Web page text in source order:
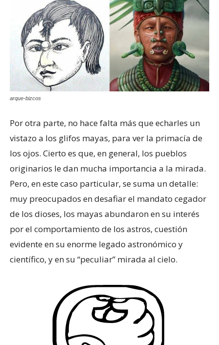
arque-bizcos
Por otra parte, no hace falta más que echarles un
vistazo a los glifos mayas, para ver la primacía de
los ojos. Cierto es que, en general, los pueblos
originarios le dan mucha importancia a la mirada.
Pero, en este caso particular, se suma un detalle:
muy preocupados en desafiar el mandato cegador
de los dioses, los mayas abundaron en su interés
por el comportamiento de los astros, cuestión
evidente en su enorme legado astronómico y
científico, y en su “peculiar” mirada al cielo.